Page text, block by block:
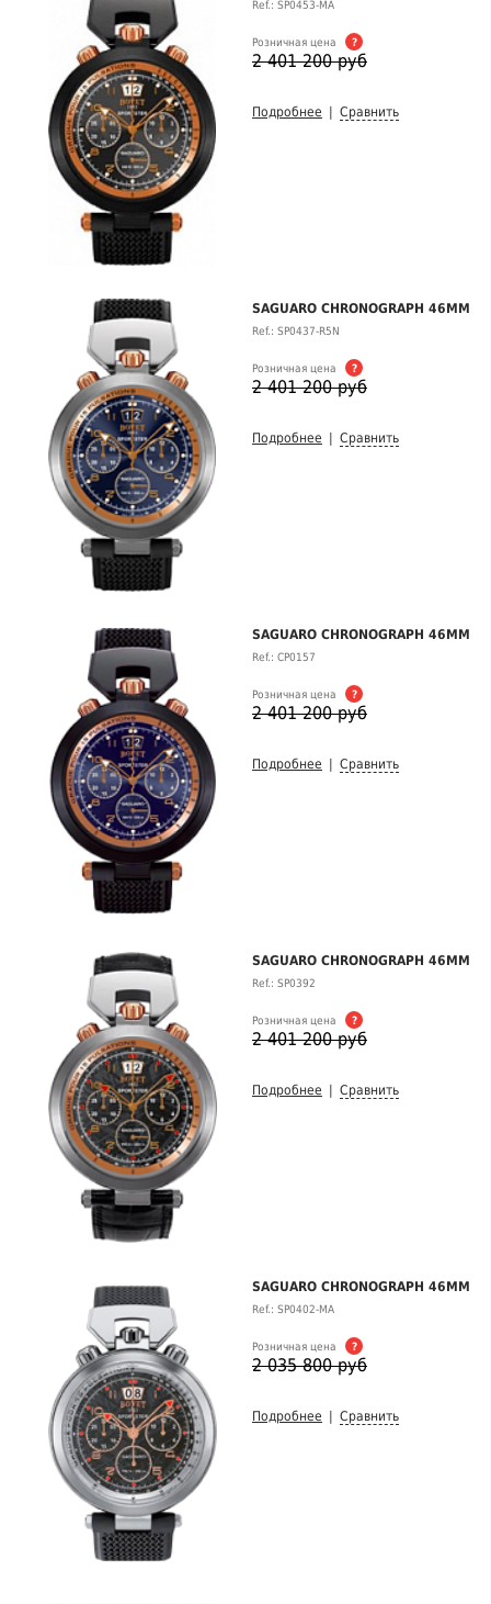
Ref.: SP0453-MA
Розничная цена ?
2 401 200 руб
Подробнее Сравнить
SAGUARO CHRONOGRAPH 46MM
Ref.: SP0437-R5N
Розничная цена ?
2 401 200 руб
Подробнее Сравнить
SAGUARO CHRONOGRAPH 46MM
Ref.: CP0157
Розничная цена ?
2 401 200 руб
Подробнее Сравнить
SAGUARO CHRONOGRAPH 46MM
Ref.: SP0392
Розничная цена ?
2 401 200 руб
Подробнее Сравнить
SAGUARO CHRONOGRAPH 46MM
Ref.: SP0402-MA
Розничная цена ?
2 035 800 руб
Подробнее Сравнить